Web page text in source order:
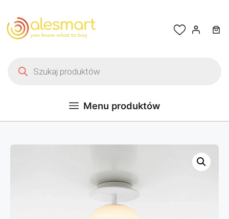
Menu produktów